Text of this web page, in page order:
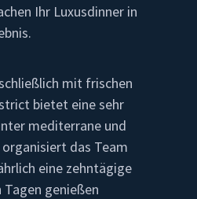
Ihr Luxusdinner in
mit frischen
bietet eine sehr
mediterrane und
das Team
eine zehntägige
genießen